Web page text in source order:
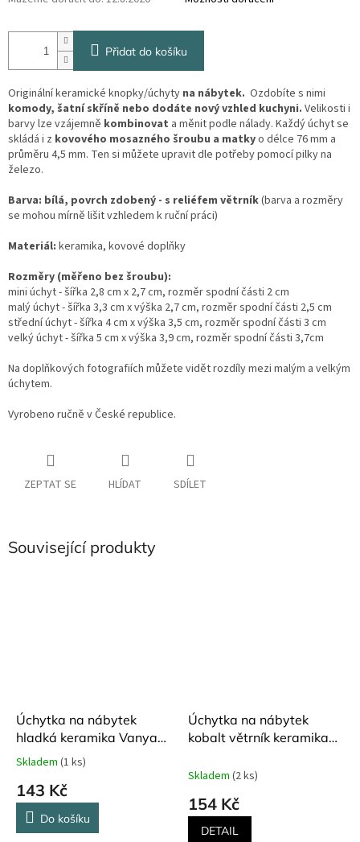
Přidat do košíku
Originální keramické knopky/úchyty na nábytek. Ozdobíte s nimi
komody, šatní skříně nebo dodáte nový vzhled kuchyni. Velikosti i
barvy lze vzájemně kombinovat a měnit podle nálady. Každý úchyt se
skládá i z kovového mosazného šroubu a matkyo délce 76 mm a
průměru 4,5 mm. Ten si můžete upravit dle potřeby pomocí pilky na
železo.
Barva: bílá, povrch zdobený - s reliéfem větrník(barva a rozměry
se mohou mírně lišit vzhledem k ruční práci)
Materiál: keramika, kovové doplňky
Rozměry (měřeno bez šroubu):
mini úchyt -šířka 2,8 cm x 2,7 cm, rozměr spodní části 2 cm
malý úchyt -šířka 3,3 cm x výška 2,7 cm, rozměr spodní části 2,5 cm
střední úchyt - šířka 4 cm x výška 3,5 cm, rozměr spodní části 3 cm
velký úchyt - šířka 5 cm x výška 3,9 cm, rozměr spodní části 3,7cm
Na doplňkových fotografiích můžete vidět rozdíly mezi malým a velkým
úchytem.
Vyrobeno ručně v České republice.
ZEPTAT SE HLÍDAT SDÍLET
Související produkty
Úchytka na nábytek
hladká keramika Vanya
3x3 cm
Průměrné
hodnocení
produktu
5,0
Skladem (1 ks)
143 Kč
Do košíku
Úchytka na nábytek
kobalt větrník keramika
Skladem (2 ks)
154 Kč
DETAIL